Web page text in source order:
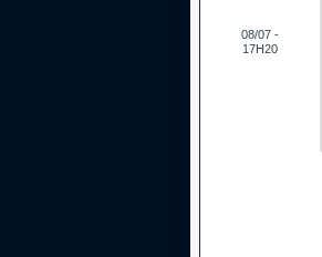
08/07 -
17H20